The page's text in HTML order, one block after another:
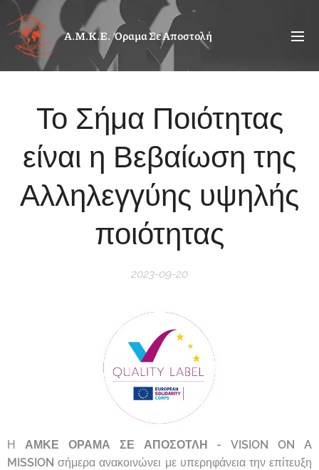
Α.Μ.Κ.Ε. Όραμα Σε Αποστολή
Το Σήμα Ποιότητας
είναι η Βεβαίωση της
Αλληλεγγύης υψηλής
ποιότητας
2023-09-20
Η ΑΜΚΕ ΟΡΑΜΑ ΣΕ ΑΠΟΣΟΤΛΗ - VISION ON A
MISSIONσήμερα ανακοινώνει με υπερηφάνεια την επίτευξη